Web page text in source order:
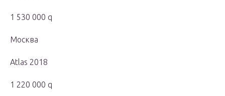
1 530 000 q
Москва
Atlas 2018
1 220 000 q